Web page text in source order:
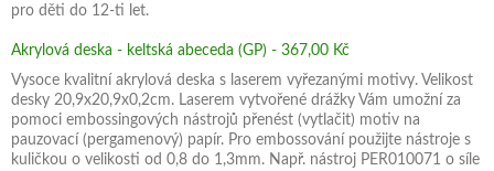
pro děti do 12-ti let.
Akrylová deska - keltská abeceda (GP) - 367,00 Kč
Vysoce kvalitní akrylová deska s laserem vyřezanými motivy. Velikost
desky 20,9x20,9x0,2cm. Laserem vytvořené drážky Vám umožní za
pomoci embossingových nástrojů přenést (vytlačit) motiv na
pauzovací (pergamenový) papír. Pro embossování použijte nástroje s
kuličkou o velikosti od 0,8 do 1,3mm. Např. nástroj PER010071 o síle